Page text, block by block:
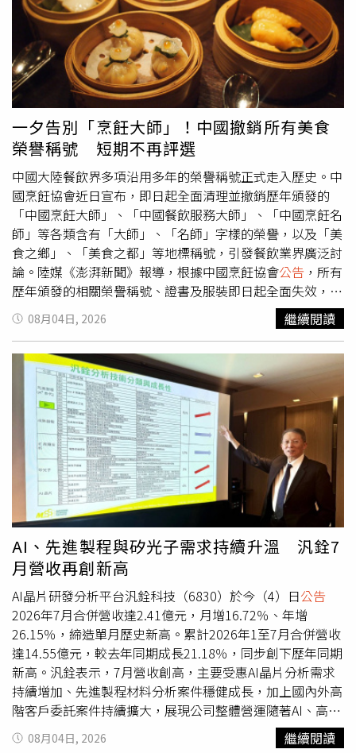
吉祥街、成功路、台灣大道1段、興中街及周邊巷弄。08:30
至17:30。大里區：仁化路、光明路、光正路。09:00至
17:30。大里區：中元東路、中元路、元正路、內元路、現
岱路。08:30至17:00。南區：仁和一街。08:30至17:00。雲
林縣：古坑鄉：中正路、中興一路、中興二路、中興三路、
中華路、新生路。08:00至18:00。台南市：永康區：大橋一
街73巷1號至65號（含弄）、大橋一街73巷40弄。09:00至
17:00。善化區：和平路、民權路。09:00至18:00。高雄
市：龍崎區：南屏公路、烏山頭農路。08:30至15:00。內門
區：中正路、內山公路、南屏公路、南屏路、合森農路、吉
民農路、大林產業道路、富興路、旗文路、溝坪路、烏山頭
農路、番子路。08:30至15:00。旗山區：內山公路、富興
路、旗文路、溝坪路。08:30至15:00。仁武區：學府路、義
大二路、義大十三街。09:00至12:00。大樹區：三和路、學
城路1段、學府路、義大五街、義大六街、義大七街、義大
八街、義大十一街、義大十三街。09:00至12:00。大社區：
學府路。09:00至12:00。大社區：安康街。09:00至16:00。
宜蘭縣：宜蘭市：林森路。13:00至17:00。台東縣：台東
市：博愛路114巷。09:00至16:00。台灣自來水公司提醒，
民眾可在停水前適量儲水，但應避免長時間存放，以維持水
質。停水期間務必關閉抽水馬達電源，避免設備空轉造成損
壞，甚至提高火災風險。恢復供水後，若出現水流不穩、水
質混濁等情形，可先打開家中水龍頭排放管線內空氣及積
水，待水質恢復清澈後再正常使用。由於施工進度可能影響
供水時間，建議民眾可至台灣自來水公司官網查詢最新停水
資訊，確認住家是否位於停水或降壓供水範圍內。
有豬場健康訪視工作，確認全部豬隻健康均良好。針對邊境
檢疫，防檢署已責成高雄分署金門檢疫站持續加強金門機
場、港口及小三通旅運中心查驗，入境旅客行李落實
100％X光檢查，並搭配檢疫犬組及人工查驗；同時加強金
門返臺旅客行李檢查，嚴防未經檢疫之豬肉及其製品輸往臺
灣本島及其他離島。防檢署並持續與海巡、海關、航警及航
空站等邊境管制機關合作，加強高風險旅客、國際郵包、海
運快遞及走私案件查緝，落實岸際巡查與疑似海漂動物即時
通報。防檢署各分署亦將依轄區風險，持續強化旅客行李安
檢、X光判讀、人工查驗及檢疫宣導，嚴守國境防線。應變
中心提醒，為強化風險控管 ，今日已公告暫停金門地區豬
肉及其加工產品輸往臺灣本島及其他離島，至少須連續1週
無疫情發生，始得解除相關管制措施。應變中心呼籲，民眾
如於岸際發現疑似海漂豬隻或其他動物屍體，切勿接觸、搬
動或自行處理，應立即通報海巡或地方動物防疫機關。旅客
切勿違規攜帶豬肉及其製品入境；養豬場亦應落實人員及車
輛門禁、進出消毒、場區環境清潔及異常死亡通報，共同防
堵非洲豬瘟入侵，守護我國養豬產業安全。
一夕告別「烹飪大師」！中國撤銷所有美食
榮譽稱號 短期不再評選
中國大陸餐飲界多項沿用多年的榮譽稱號正式走入歷史。中
國烹飪協會近日宣布，即日起全面清理並撤銷歷年頒發的
「中國烹飪大師」、「中國餐飲服務大師」、「中國烹飪名
師」等各類含有「大師」、「名師」字樣的榮譽，以及「美
食之鄉」、「美食之都」等地標稱號，引發餐飲業界廣泛討
論。陸媒《澎湃新聞》報導，根據中國烹飪協會公告 ，所有
歷年頒發的相關榮譽稱號、證書及服裝即日起全面失效，不
再具有行業認定及宣傳背書效力，任何單位或個人不得再以
任何形式使用上述稱號，相關評選通知、評審公示等文件也
同步廢止。對此，中國烹飪協會工作人員4日表示，此次調
整是配合最新政策要求，因此未來將不再舉辦「中國烹飪大
師」、「美食之鄉」、「美食之都」等同類評選。如果相關
政策沒有改變，這類榮譽制度恐將永久停辦。該名工作人員
指出，目前無法確定未來是否有恢復評選的可能，也不存在
重新舉辦的規劃，一切將以協會官網公告為準。此外，協會
也不會委託其他機構代辦相關評選，市面上若有其他組織推
出類似活動，皆與中國烹飪協會無關。據了解，此次改革與
新施行的《社會組織評比表彰活動管理辦法》有關。新規明
定，未經批准，社會組織不得自行舉辦以城市、鄉鎮、村里
等為對象的「之鄉」、「之都」、「基地」等命名活動，也
不得設立包含「中國」、「全國」、「世界」、「亞洲」、
「榮譽稱號」、「功勳」等字樣或具有相同意義的各類評比
與表彰。協會表示，公告發布後已接獲大量餐飲從業人員詢
問，不少廚師認為業界仍有專業榮譽認證的需求。協會將蒐
集業界意見，並視情況與主管部門溝通，但現階段仍須以遵
守政策法規為首要原則。目前討論重點主要放在如何處理已
取得榮譽者的後續問題，而非重新設立新的獎項。另名協會
人員也強調，取消相關榮譽稱號並非僅針對餐飲業，而是配
合中國政府全面規範各類社會組織評比制度的措施。在現行
政策下，即使業界仍有需求，短期內也沒有恢復相關榮譽評
選的可能。
08月04日, 2026 繼續閱讀
AI、先進製程與矽光子需求持續升溫 汎銓7
月營收再創新高
AI晶片研發分析平台汎銓科技（6830）於今（4）日公告
2026年7月合併營收達2.41億元，月增16.72％、年增
26.15％，締造單月歷史新高。累計2026年1至7月合併營收
達14.55億元，較去年同期成長21.18％，同步創下歷年同期
新高。汎銓表示，7月營收創高，主要受惠AI晶片分析需求
持續增加、先進製程材料分析案件穩健成長，加上國內外高
階客戶委託案件持續擴大，展現公司整體營運隨著AI、高效
能運算、先進製程及矽光子等市場需求而保持熱絡。近年全
球半導體產業朝AI、高速運算、先進封裝及光通訊技術發
08月04日, 2026 繼續閱讀